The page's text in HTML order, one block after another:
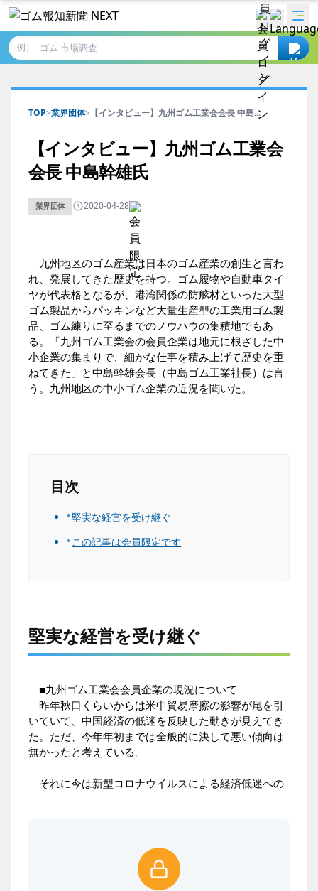
例）
TOP>業界団体> 【インタビュー】九州ゴム工業会会長 中島...
【インタビュー】九州ゴム工業会
会長 中島幹雄氏
業界団体 2020-04-28
九州地区のゴム産業は日本のゴム産業の創生と言わ
れ、発展してきた歴史を持つ。ゴム履物や自動車タイ
ヤが代表格となるが、港湾関係の防舷材といった大型
ゴム製品からパッキンなど大量生産型の工業用ゴム製
品、ゴム練りに至るまでのノウハウの集積地でもあ
る。「九州ゴム工業会の会員企業は地元に根ざした中
小企業の集まりで、細かな仕事を積み上げて歴史を重
ねてきた」と中島幹雄会長（中島ゴム工業社長）は言
う。九州地区の中小ゴム企業の近況を聞いた。
目次
堅実な経営を受け継ぐ
この記事は会員限定です
堅実な経営を受け継ぐ
■九州ゴム工業会会員企業の現況について
昨年秋口くらいからは米中貿易摩擦の影響が尾を引
いていて、中国経済の低迷を反映した動きが見えてき
た。ただ、今年年初までは全般的に決して悪い傾向は
無かったと考えている。
それに今は新型コロナウイルスによる経済低迷への